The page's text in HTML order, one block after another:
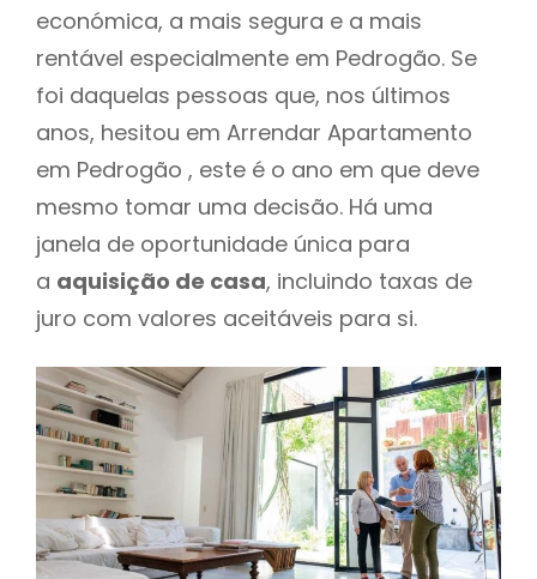
económica, a mais segura e a mais
rentável especialmente em Pedrogão. Se
foi daquelas pessoas que, nos últimos
anos, hesitou em Arrendar Apartamento
em Pedrogão , este é o ano em que deve
mesmo tomar uma decisão. Há uma
janela de oportunidade única para
a aquisição de casa, incluindo taxas de
juro com valores aceitáveis para si.